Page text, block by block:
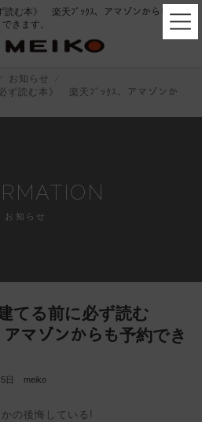
読む本》 楽天ﾌﾞｯｸｽ、アマゾンからも予約
できます。
お知らせ
ず読む本》 楽天ﾌﾞｯｸｽ、アマゾンか
お知らせ
てる前に必ず読む
マゾンからも予約でき
日 meiko
の後悔している!